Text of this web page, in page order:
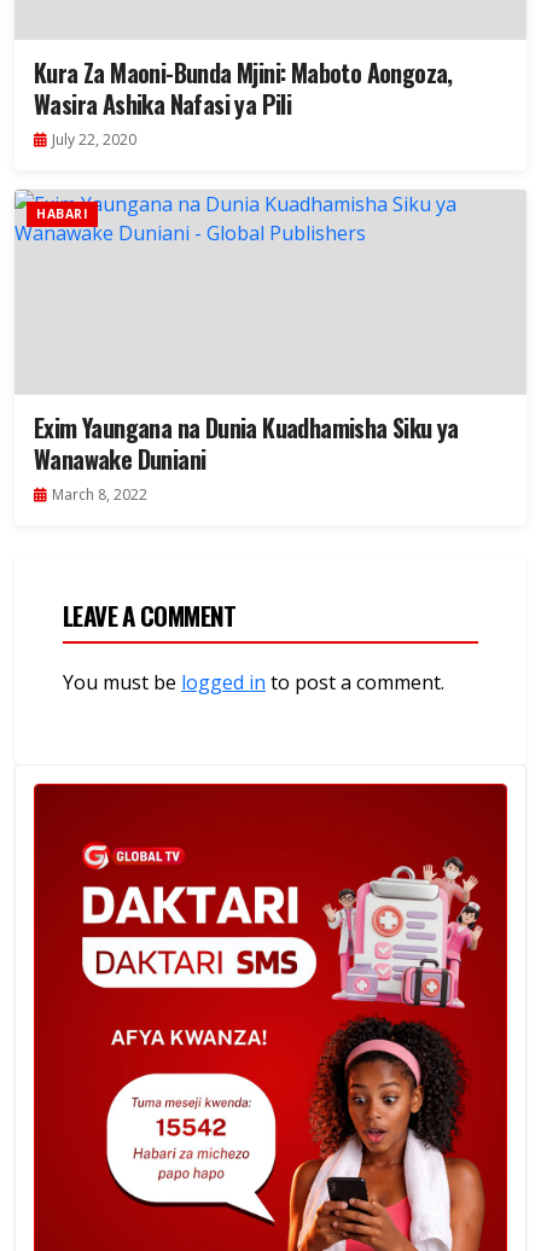
Kura Za Maoni-Bunda Mjini: Maboto Aongoza,
Wasira Ashika Nafasi ya Pili
July 22, 2020
HABARI
Exim Yaungana na Dunia Kuadhamisha Siku ya
Wanawake Duniani
March 8, 2022
LEAVE A COMMENT
You must be logged in to post a comment.